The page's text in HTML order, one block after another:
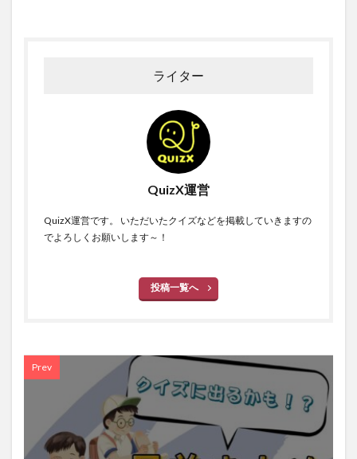
ライター
QuizX運営
QuizX運営です。 いただいたクイズなどを掲載していきますの
でよろしくお願いします～！
投稿一覧へ
Prev